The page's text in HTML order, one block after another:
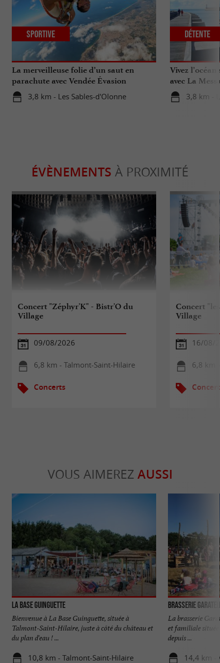
La merveilleuse folie d’un saut en
parachute avec Vendée Évasion
Parachutisme
3,8 km - Les Sables-d'Olonne
Sportive
Vivez
avec La
3,8 km -
Détente
ÉVÈNEMENTS À PROXIMITÉ
Concert "Zéphyr'K" - Bistr'O du
Village
09/08/2026
6,8 km - Talmont-Saint-Hilaire
Concerts
Concert
Village
16/08/
6,8 km
VOUS AIMEREZ AUSSI
La Base Guinguette
Bienvenue à La Base Guinguette, située à
Talmont-Saint-Hilaire, juste à côté du château et
du plan d'eau ! ...
10,8 km - Talmont-Saint-Hilaire
Brasserie
La brasserie
et familiale située
depuis ...
14,4 km -